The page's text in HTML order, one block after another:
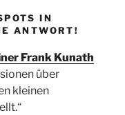
IN
ANTWORT!
Frank Kunath
über
kleinen